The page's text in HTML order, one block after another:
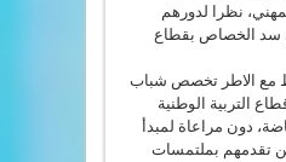
نظرا لدورهم
سد الخصاص بقطاع
مع الاطر تخصص شباب
التربية الوطنية
دون مراعاة لمبدأ
تقدمهم بملتمسات